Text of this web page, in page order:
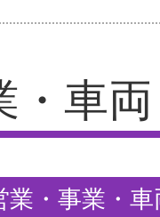
・車両
業・事業・